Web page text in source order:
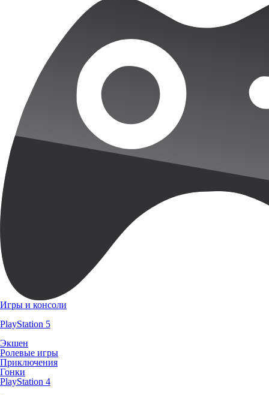
Игры и консоли
PlayStation 5
Экшен
Ролевые игры
Приключения
Гонки
PlayStation 4